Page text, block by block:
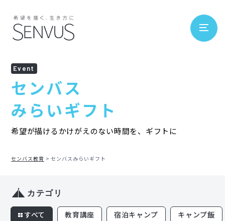
Event
センバス
みらいギフト
希望が描けるかけがえのない時間を、ギフトに
センバス教育 センバスみらいギフト
カテゴリ
すべて 教育講座 宿泊キャンプ キャンプ飯